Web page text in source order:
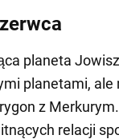
planeta
planetami, ale
z
relacji